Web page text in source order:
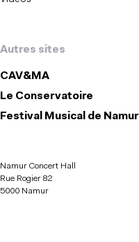
Autres sites
CAV&MA
Le Conservatoire
Festival Musical de Namur
Namur Concert Hall
Rue Rogier 82
5000 Namur